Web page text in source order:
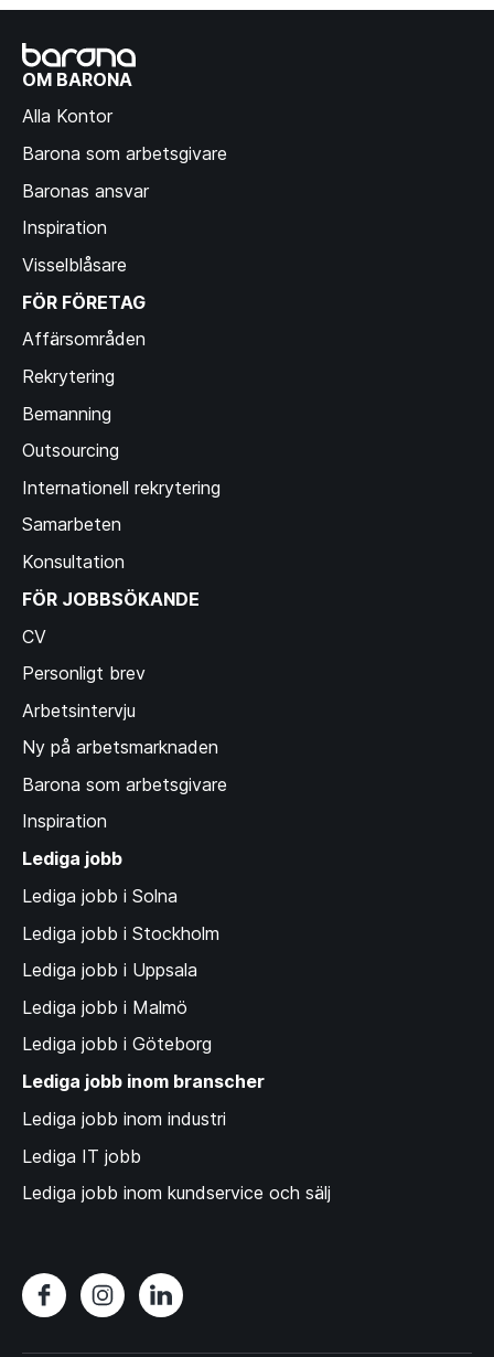
OM BARONA
Alla Kontor
Barona som arbetsgivare
Baronas ansvar
Inspiration
Visselblåsare
FÖR FÖRETAG
Affärsområden
Rekrytering
Bemanning
Outsourcing
Internationell rekrytering
Samarbeten
Konsultation
FÖR JOBBSÖKANDE
CV
Personligt brev
Arbetsintervju
Ny på arbetsmarknaden
Barona som arbetsgivare
Inspiration
Lediga jobb
Lediga jobb i Solna
Lediga jobb i Stockholm
Lediga jobb i Uppsala
Lediga jobb i Malmö
Lediga jobb i Göteborg
Lediga jobb inom branscher
Lediga jobb inom industri
Lediga IT jobb
Lediga jobb inom kundservice och sälj